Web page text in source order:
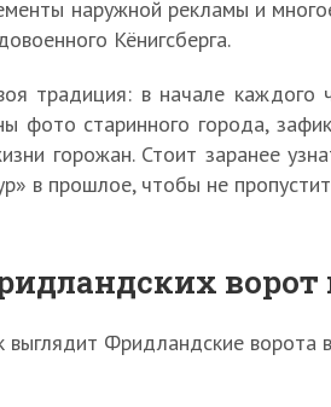
наружной рекламы и
Кёнигсберга.
традиция: в начале каждого
фото старинного города,
горожан. Стоит заранее
в прошлое, чтобы не
ворот
выглядит Фридландские